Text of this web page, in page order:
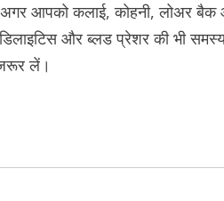
आपको कलाई, कोहनी, लोअर
और ब्लड प्रेशर की भी
लें।